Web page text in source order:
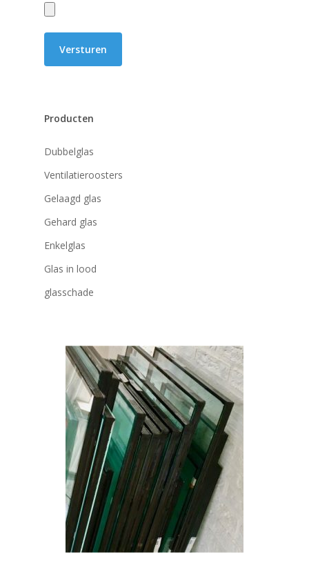
Producten
Dubbelglas
Ventilatieroosters
Gelaagd glas
Gehard glas
Enkelglas
Glas in lood
glasschade